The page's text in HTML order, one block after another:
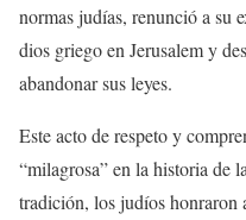
normas judías, renunció a su
dios griego en Jerusalem y
abandonar sus leyes.
Este acto de respeto y
“milagrosa” en la historia de
tradición, los judíos honraron